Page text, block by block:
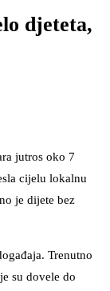
djeteta,
jutros oko 7
cijelu lokalnu
je dijete bez
Trenutno
su dovele do